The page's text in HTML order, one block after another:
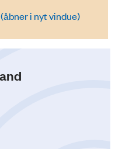
i nyt vindue)